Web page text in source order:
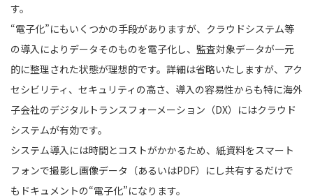
す。
“電子化”にもいくつかの手段がありますが、クラウドシステム等
の導入によりデータそのものを電子化し、監査対象データが一元
的に整理された状態が理想的です。詳細は省略いたしますが、アク
セシビリティ、セキュリティの高さ、導入の容易性からも特に海外
子会社のデジタルトランスフォーメーション（DX）にはクラウド
システムが有効です。
システム導入には時間とコストがかかるため、紙資料をスマート
フォンで撮影し画像データ（あるいはPDF）にし共有するだけで
もドキュメントの“電子化”になります。